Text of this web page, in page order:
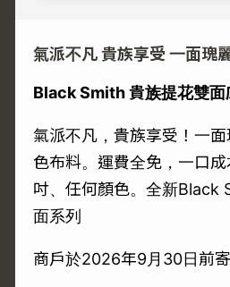
氣派不凡 貴族享受 一面瑰
Black Smith 貴族提花雙面
氣派不凡，貴族享受！一
色布料。運費全免，一口
吋、任何顏色。全新Black
面系列
商戶於2026年9月30日前